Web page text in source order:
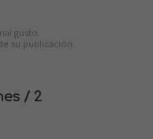
gusto.
su publicación.
/ 2